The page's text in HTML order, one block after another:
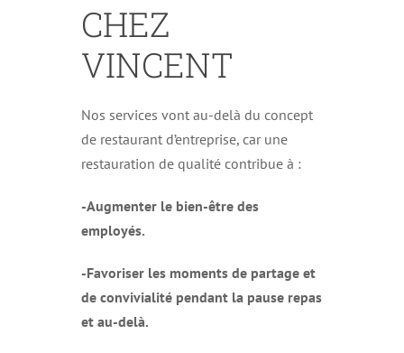
CHEZ
VINCENT
Nos services vont au-delà du concept
de restaurant d’entreprise, car une
restauration de qualité contribue à :
-Augmenter le bien-être des
employés.
-Favoriser les moments de partage et
de convivialité pendant la pause repas
et au-delà.